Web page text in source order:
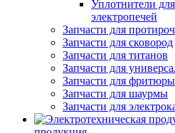
Уплотнители
электропечей
Запчасти для
Запчасти для сковород
Запчасти для титанов
Запчасти для
Запчасти для фритюры
Запчасти для шаурмы
Запчасти для